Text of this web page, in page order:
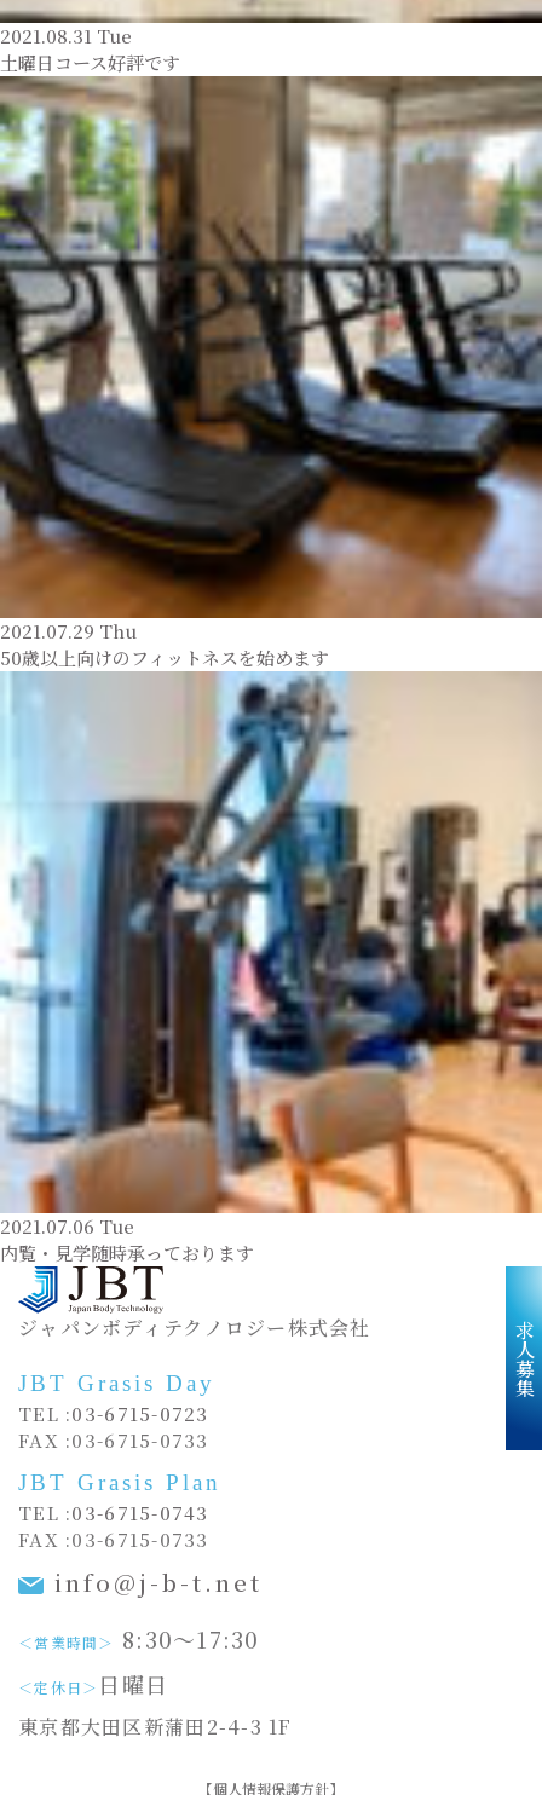
2021.08.31 Tue
土曜日コース好評です
2021.07.29 Thu
50歳以上向けのフィットネスを始めます
2021.07.06 Tue
内覧・見学随時承っております
ジャパンボディテクノロジー株式会社
JBT Grasis Day
TEL :03-6715-0723
FAX :03-6715-0733
JBT Grasis Plan
TEL :03-6715-0743
FAX :03-6715-0733
info@j-b-t.net
＜営業時間＞ 8:30〜17:30
＜定休日＞ 日曜日
東京都大田区新蒲田2-4-3 1F
【個人情報保護方針】
求人募集